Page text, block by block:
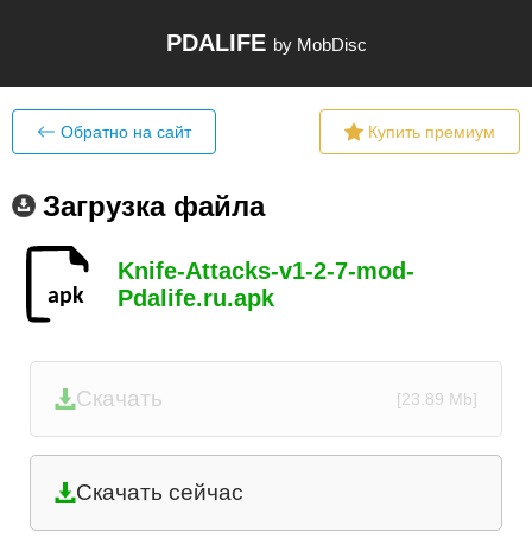
PDALIFE by MobDisc
Обратно на сайт Купить премиум
Загрузка файла
Knife-Attacks-v1-2-7-mod-
Pdalife.ru.apk
Скачать [23.89 Mb]
Скачать сейчас